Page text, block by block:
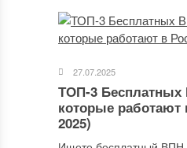
Ваш адрес email не будет
27.07.2025
ТОП-3
которые
2025)